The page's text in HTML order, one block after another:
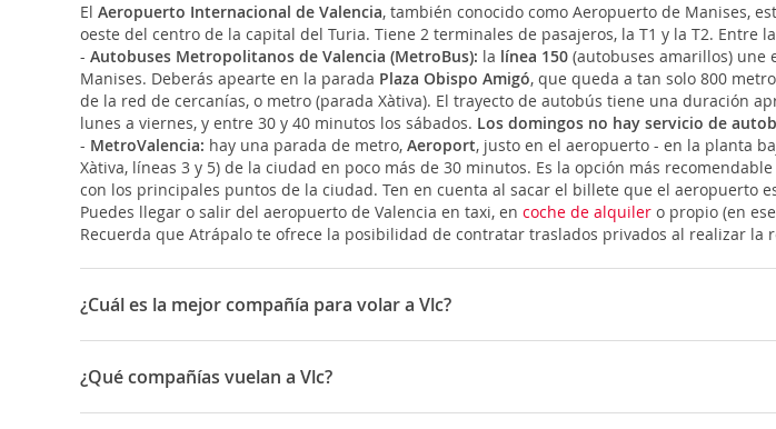
El Aeropuerto Internacional de Valencia, también conocido como Aeropuerto de Manises,
oeste del centro de la capital del Turia. Tiene 2 terminales de pasajeros, la T1 y la T2.
- Autobuses Metropolitanos de Valencia (MetroBus): la línea 150 (autobuses amarillos) une
Manises. Deberás apearte en la parada Plaza Obispo Amigó, que queda a tan solo 800
de la red de cercanías, o metro (parada Xàtiva). El trayecto de autobús tiene una duración
lunes a viernes, y entre 30 y 40 minutos los sábados. Los domingos no hay servicio de
- MetroValencia: hay una parada de metro, Aeroport, justo en el aeropuerto - en la planta
Xàtiva, líneas 3 y 5) de la ciudad en poco más de 30 minutos. Es la opción más recomendable
con los principales puntos de la ciudad. Ten en cuenta al sacar el billete que el aeropuerto
Puedes llegar o salir del aeropuerto de Valencia en taxi, en coche de alquiler o propio (en
Recuerda que Atrápalo te ofrece la posibilidad de contratar traslados privados al realizar la
¿Cuál es la mejor compañía para volar a Vlc?
Las mejores compañías para viajar a Valencia son: Volotea, Air Europa, Iberia, Vueling,
¿Qué compañías vuelan a Vlc?
Las compañías que vuelan a Valencia son: Iryo, Vueling, Air Europa, Ryanair, Iberia, Volotea,